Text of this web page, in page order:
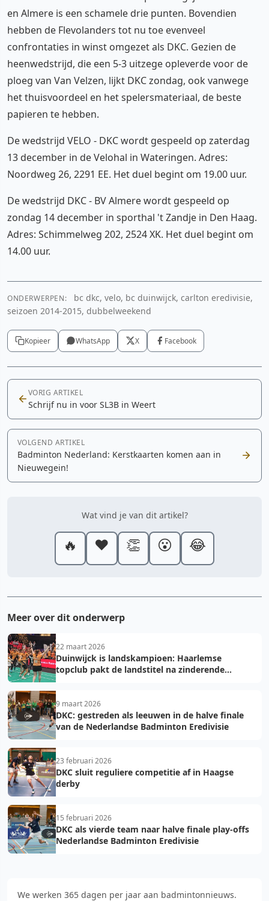
en Almere is een schamele drie punten. Bovendien
hebben de Flevolanders tot nu toe evenveel
confrontaties in winst omgezet als DKC. Gezien de
heenwedstrijd, die een 5-3 uitzege opleverde voor de
ploeg van Van Velzen, lijkt DKC zondag, ook vanwege
het thuisvoordeel en het spelersmateriaal, de beste
papieren te hebben.
De wedstrijd VELO - DKC wordt gespeeld op zaterdag
13 december in de Velohal in Wateringen. Adres:
Noordweg 26, 2291 EE. Het duel begint om 19.00 uur.
De wedstrijd DKC - BV Almere wordt gespeeld op
zondag 14 december in sporthal 't Zandje in Den Haag.
Adres: Schimmelweg 202, 2524 XK. Het duel begint om
14.00 uur.
ONDERWERPEN:
bc dkc, velo, bc duinwijck, carlton eredivisie,
seizoen 2014-2015, dubbelweekend
Kopieer WhatsApp X Facebook
VORIG ARTIKEL
Schrijf nu in voor SL3B in Weert
VOLGEND ARTIKEL
Badminton Nederland: Kerstkaarten komen aan in
Nieuwegein!
Wat vind je van dit artikel?
🔥 ❤️ 👏 😮 😂
Meer over dit onderwerp
22 maart 2026
Duinwijck is landskampioen: Haarlemse
topclub pakt de landstitel na zinderende
9 maart 2026
DKC: gestreden als leeuwen in de halve finale
van de Nederlandse Badminton Eredivisie
23 februari 2026
DKC sluit reguliere competitie af in Haagse
derby
15 februari 2026
DKC als vierde team naar halve finale play-offs
Nederlandse Badminton Eredivisie
We werken 365 dagen per jaar aan badmintonnieuws.